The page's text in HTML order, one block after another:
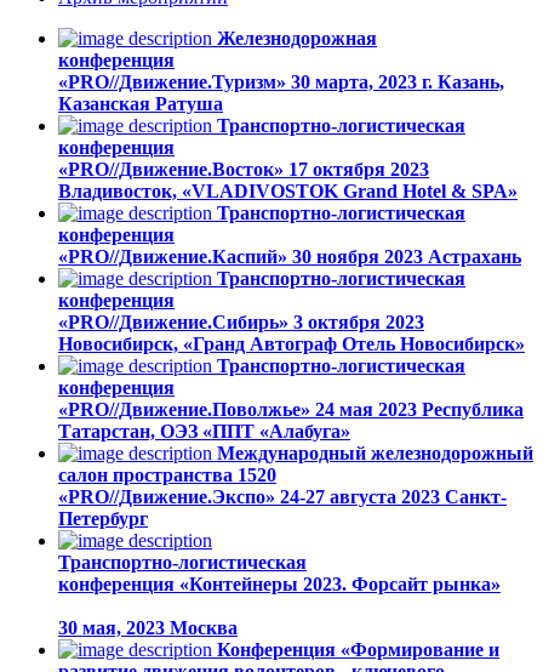
Железнодорожная
конференция
«PRO//Движение.Туризм» 30 марта, 2023 г. Казань,
Казанская Ратуша
Транспортно-логистическая
конференция
«PRO//Движение.Восток» 17 октября 2023
Владивосток, «VLADIVOSTOK Grand Hotel & SPA»
Транспортно-логистическая
конференция
«PRO//Движение.Каспий» 30 ноября 2023 Астрахань
Транспортно-логистическая
конференция
«PRO//Движение.Сибирь» 3 октября 2023
Новосибирск, «Гранд Автограф Отель Новосибирск»
Транспортно-логистическая
конференция
«PRO//Движение.Поволжье» 24 мая 2023 Республика
Татарстан, ОЭЗ «ППТ «Алабуга»
Международный железнодорожный
салон пространства 1520
«PRO//Движение.Экспо» 24-27 августа 2023 Санкт-
Петербург
Транспортно-логистическая
конференция «Контейнеры 2023. Форсайт рынка»
30 мая, 2023 Москва
Конференция «Формирование и